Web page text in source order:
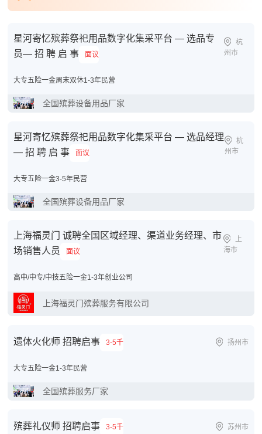
星河寄忆殡葬祭祀用品数字化集采平台 — 选品专
员— 招 聘 启 事
面议
杭
州市
大专五险一金周末双休1-3年民营
全国殡葬设备用品厂家
星河寄忆殡葬祭祀用品数字化集采平台 — 选品经理
— 招 聘 启 事
面议
杭
州市
大专五险一金3-5年民营
全国殡葬设备用品厂家
上海福灵门 诚聘全国区域经理、渠道业务经理、市
场销售人员
面议
上
海市
高中/中专/中技五险一金1-3年创业公司
上海福灵门殡葬服务有限公司
遗体火化师 招聘启事 3-5千 扬州市
大专五险一金1-3年民营
全国殡葬服务厂家
殡葬礼仪师 招聘启事 3-5千 苏州市